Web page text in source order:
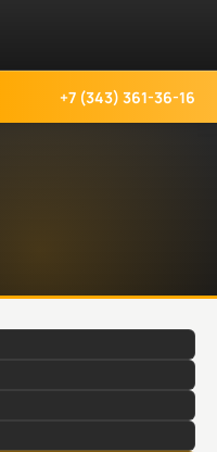
+7 (343) 361-36-16